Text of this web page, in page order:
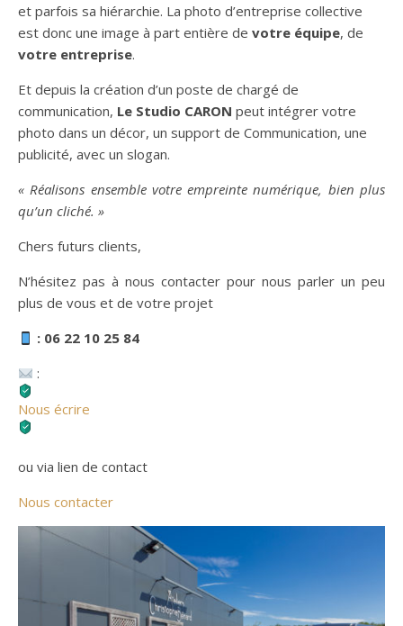
et parfois sa hiérarchie. La photo d’entreprise collective
est donc une image à part entière de votre équipe, de
votre entreprise.
Et depuis la création d’un poste de chargé de
communication, Le Studio CARON peut intégrer votre
photo dans un décor, un support de Communication, une
publicité, avec un slogan.
« Réalisons ensemble votre empreinte numérique, bien plus
qu’un cliché. »
Chers futurs clients,
N’hésitez pas à nous contacter pour nous parler un peu
plus de vous et de votre projet
: 06 22 10 25 84
:
Nous écrire
ou via lien de contact
Nous contacter